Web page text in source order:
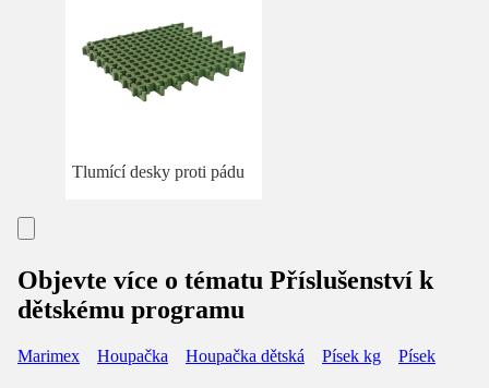
Tlumící desky proti pádu
Objevte více o tématu Příslušenství k
dětskému programu
Marimex Houpačka Houpačka dětská Písek kg Písek